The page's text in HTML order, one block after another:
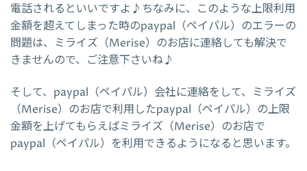
電話されるといいですよ♪ちなみに、このような上限利用
金額を超えてしまった時のpaypal（ペイパル）のエラーの
問題は、ミライズ（Merise）のお店に連絡しても解決で
きませんので、ご注意下さいね♪
そして、paypal（ペイパル）会社に連絡をして、ミライズ
（Merise）のお店で利用したpaypal（ペイパル）の上限
金額を上げてもらえばミライズ（Merise）のお店で
paypal（ペイパル）を利用できるようになると思います。